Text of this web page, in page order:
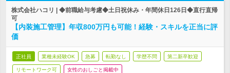
株式会社ハコリ | ◆前職給与考慮◆土日祝休み・年間休日126日◆直行直帰
可
【内装施工管理】年収800万円も可能！経験・スキルを正当に評
価
正社員 業種未経験OK 急募 転勤なし 学歴不問 第二新卒歓迎
リモートワーク可 女性のおしごと掲載中